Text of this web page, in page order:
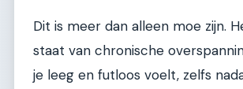
Dit is meer dan alleen moe zijn.
staat van chronische
je leeg en futloos voelt, zelfs